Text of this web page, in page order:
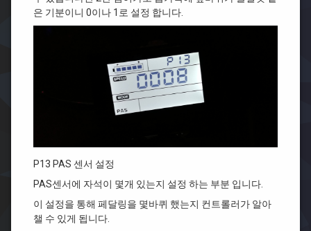
은 기분이니 0이나 1로 설정 합니다.
P13 PAS 센서 설정
PAS센서에 자석이 몇개 있는지 설정 하는 부분 입니다.
이 설정을 통해 페달링을 몇바퀴 했는지 컨트롤러가 알아
챌 수 있게 됩니다.